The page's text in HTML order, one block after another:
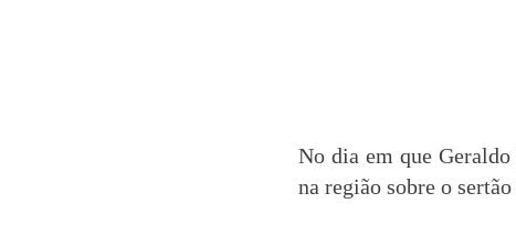
No dia em que
na região sobre o